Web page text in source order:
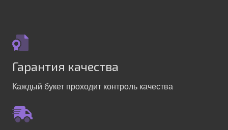
Гарантия качества
Каждый букет проходит контроль качества